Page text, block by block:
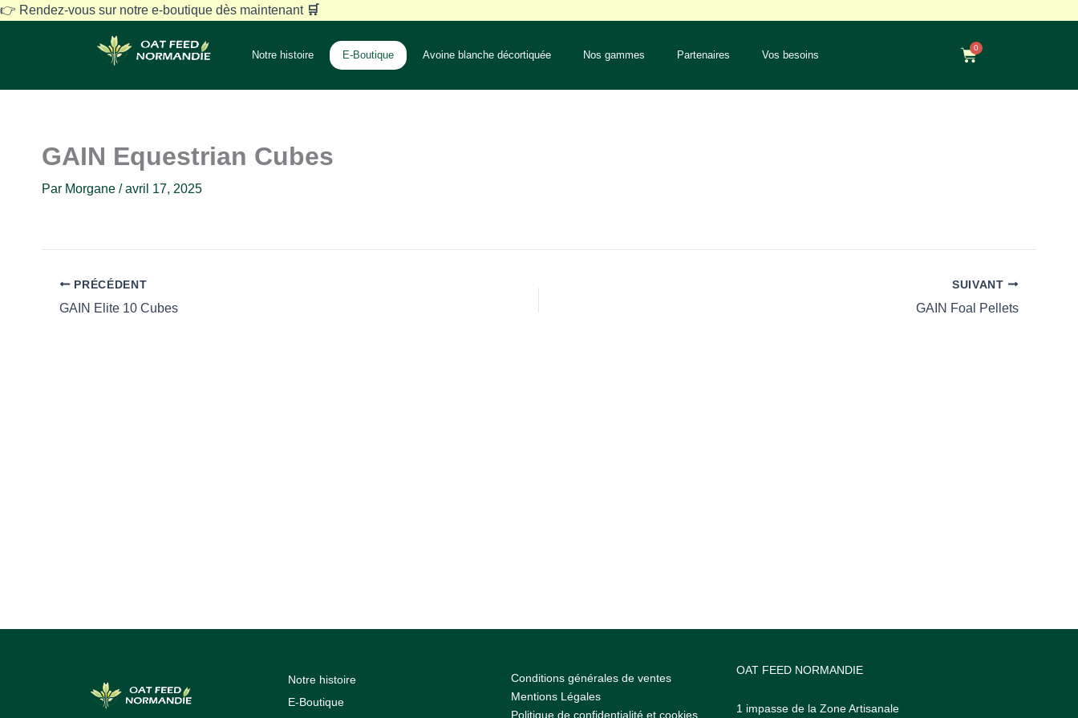
Aller
👉 Rendez-vous sur notre e-boutique dès maintenant🛒
Notre histoire E-Boutique Avoine blanche décortiquée Nos gammes Partenaires Vos besoins
0
Panier
GAIN Equestrian Cubes
Par Morgane /avril 17, 2025
PRÉCÉDENT
GAIN Elite 10 Cubes
SUIVANT
GAIN Foal Pellets
Notre histoire
E-Boutique
Conditions générales de ventes
Mentions Légales
Politique de confidentialité et cookies
OAT FEED NORMANDIE
1 impasse de la Zone Artisanale